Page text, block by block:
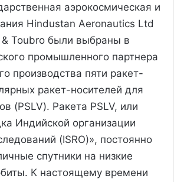
аэрокосмическая и
Hindustan Aeronautics Ltd
Toubro были выбраны в
промышленного партнера
производства пяти ракет-
ракет-носителей для
(PSLV). Ракета PSLV, или
Индийской организации
(ISRO)», постоянно
спутники на низкие
К настоящему времени